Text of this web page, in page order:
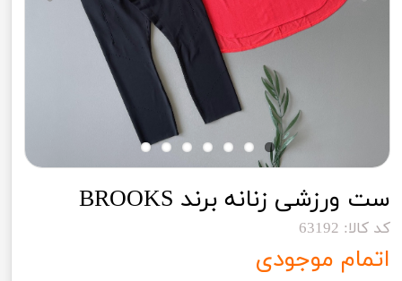
ست ورزشی زنانه برند BROOKS
کد کالا: 63192
اتمام موجودی